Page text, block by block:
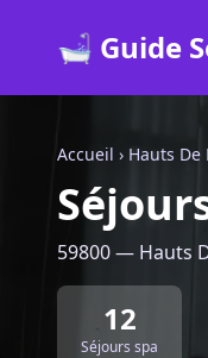
🛁 Guide
Accueil › Hauts De
59800 — Hauts
12
Séjours spa